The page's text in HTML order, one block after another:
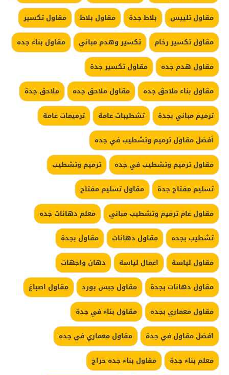
مقاول تلييس
بلاط جدة مقاول بلاط
مقاول تكسير
مقاول تكسير رخام
تكسير وهدم مباني
مقاول بناء جده
مقاول هدم جده
مقاول تكسير جدة
مقاول بناء ملاحق جده
مقاول ملاحق جده
ملاحق جدة
ترميم مباني بجدة
تشطيبات عامة
ترميمات عامة
أفضل مقاول ترميم وتشطيب في جده
مقاول ترميم وتشطيب في جده
ترميم وتشطيب
تسليم مفتاح جدة
مقاول تسليم مفتاح
مقاول عام ترميم وتشطيب مباني
معلم دهانات جده
تشطيب بجده
مقاول دهانات
مقاول بجدة
مقاول لياسة
اعمال لياسة
دهان واجهات
مقاول دهانات بجدة
مقاول جبس بورد
مقاول اصباغ
مقاول معماري بجده
مقاول بناء في جدة
افضل مقاول في جدة
مقاول معماري في جده
معلم بناء جدة
مقاول بناء جده حراج